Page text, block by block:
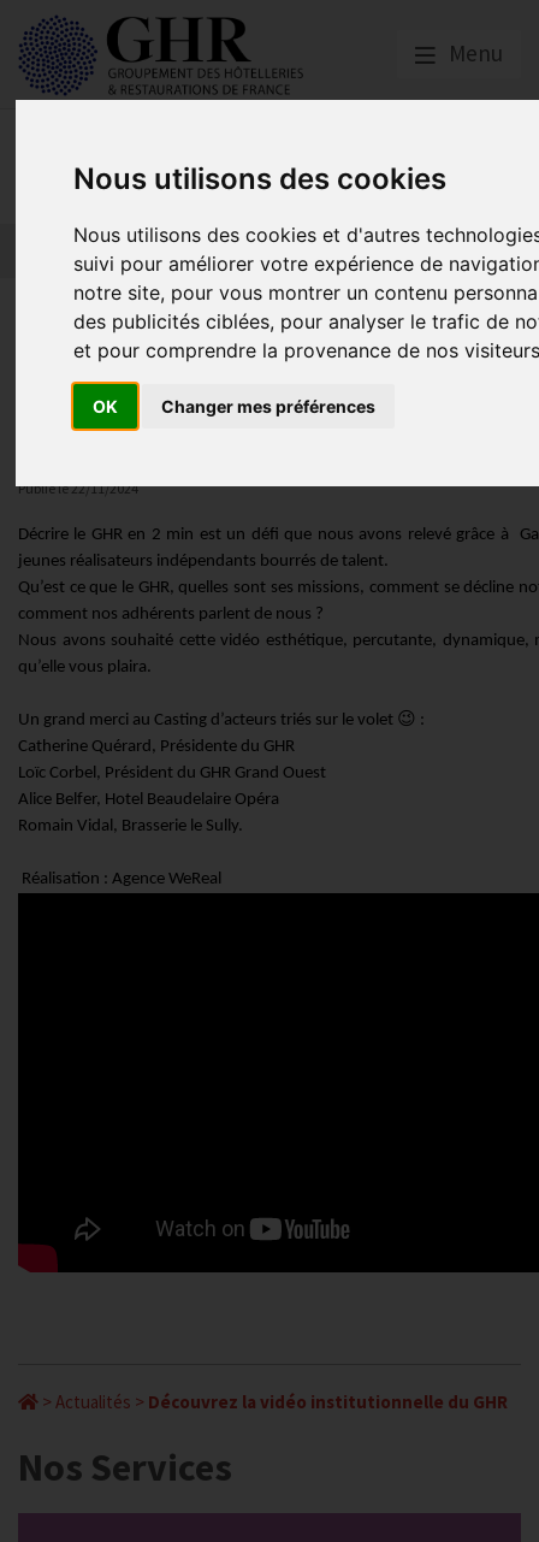
Nous utilisons des cookies
Nous utilisons des cookies et d'autres
suivi pour améliorer votre expérience de
notre site, pour vous montrer un contenu
des publicités ciblées, pour analyser le trafic de
et pour comprendre la provenance de nos
OK Changer mes préférences
Menu
Actualités
Découvrez la vidéo
GHR
Publié le22/11/2024
Décrire le GHR en 2 min est un défi que nous avons relevé grâce à
jeunes réalisateurs indépendants bourrés de talent.
Qu’est ce que le GHR, quelles sont ses missions, comment se décline
comment nos adhérents parlent de nous ?
Nous avons souhaité cette vidéo esthétique, percutante, dynamique,
qu’elle vous plaira.
Un grand merci au Casting d’acteurs triés sur le volet 😉 :
Catherine Quérard, Présidente du GHR
Loïc Corbel, Président du GHR Grand Ouest
Alice Belfer, Hotel Beaudelaire Opéra
Romain Vidal, Brasserie le Sully.
Réalisation : Agence WeReal
> Actualités > Découvrez la vidéo institutionnelle du GHR
Nos Services